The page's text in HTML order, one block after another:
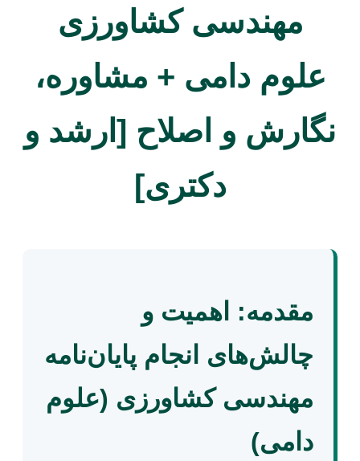
مهندسی کشاورزی
علوم دامی + مشاوره،
نگارش و اصلاح [ارشد و
دکتری]
مقدمه: اهمیت و
چالش‌های انجام پایان‌نامه
مهندسی کشاورزی (علوم
دامی)